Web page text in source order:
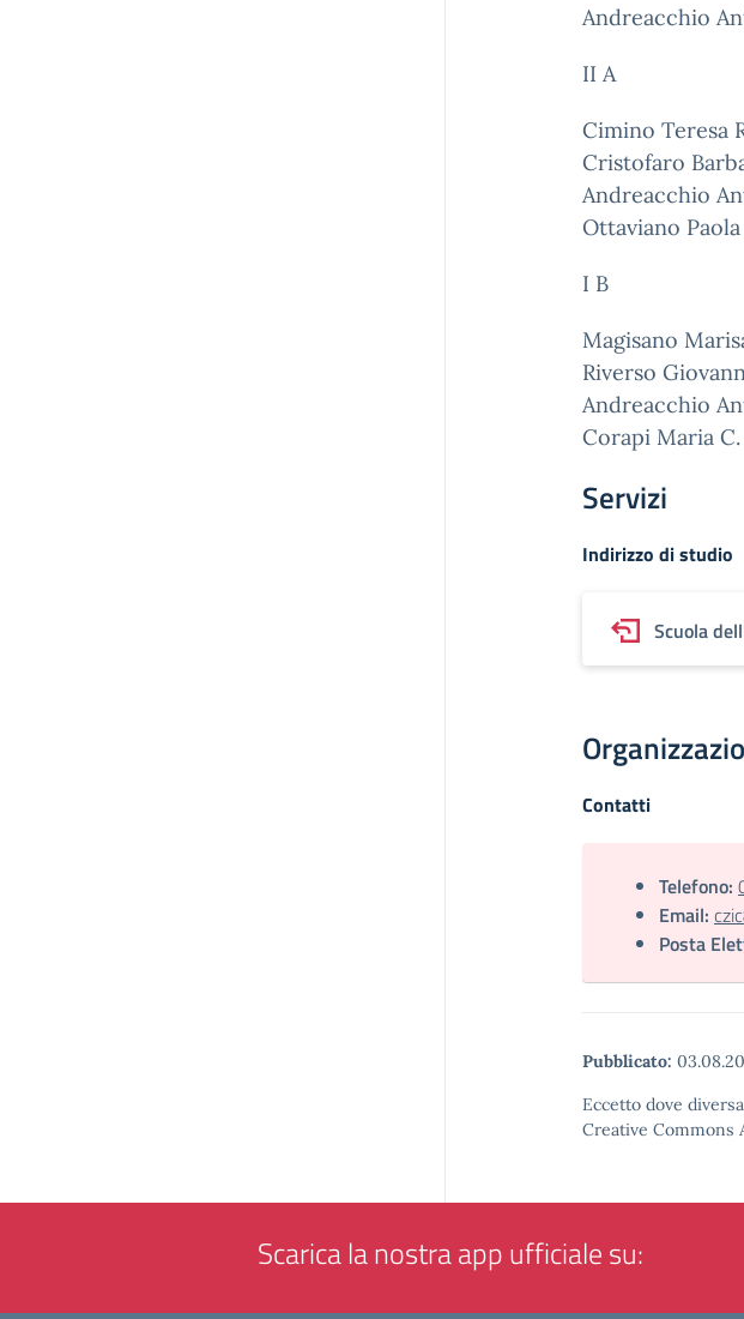
Andreacchio
II A
Cimino Teresa
Cristofaro
Andreacchio
Ottaviano
I B
Magisano
Riverso
Andreacchio
Corapi Maria
Servizi
Indirizzo di studio
Scuola
Contatti
Telefono:
Email:
Posta
Pubblicato:
Eccetto dove
Creative Commons
Scarica la nostra app ufficiale su: